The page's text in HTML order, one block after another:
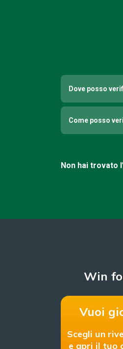
Dove posso
Come posso
Non hai trovato
Win
Vuoi
Scegli un
e apri il tuo